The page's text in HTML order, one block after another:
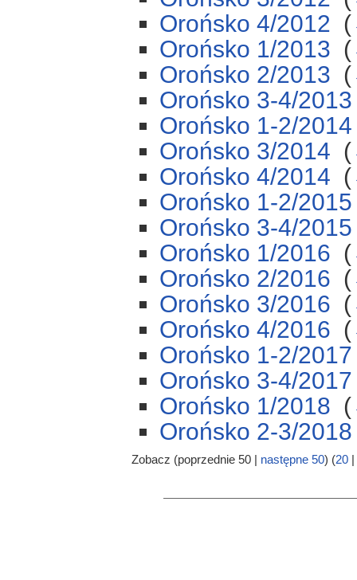
Orońsko 4/2012 (
Orońsko 1/2013 (
Orońsko 2/2013 (
Orońsko 3-4/2013
Orońsko 1-2/2014
Orońsko 3/2014 (
Orońsko 4/2014 (
Orońsko 1-2/2015
Orońsko 3-4/2015
Orońsko 1/2016 (
Orońsko 2/2016 (
Orońsko 3/2016 (
Orońsko 4/2016 (
Orońsko 1-2/2017
Orońsko 3-4/2017
Orońsko 1/2018 (
Orońsko 2-3/2018
Zobacz (poprzednie 50 | następne 50) (20|